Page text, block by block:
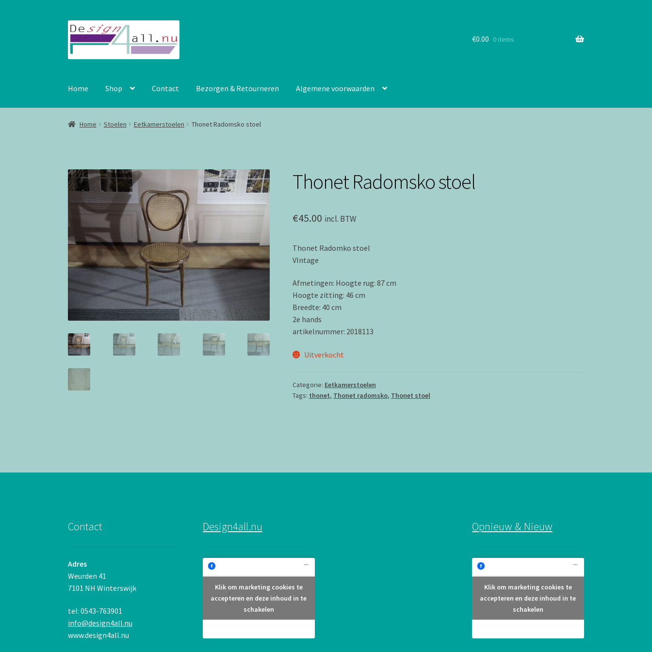
Ga
door
naar
navigatie
Ga
naar
de
inhoud
€0.00 0 items
Home Shop Contact Bezorgen & Retourneren Algemene voorwaarden
Home Stoelen Eetkamerstoelen Thonet Radomsko stoel
Thonet Radomsko stoel
€45.00 incl. BTW
Thonet Radomko stoel
VIntage
Afmetingen: Hoogte rug: 87 cm
Hoogte zitting: 46 cm
Breedte: 40 cm
2e hands
artikelnummer: 2018113
Uitverkocht
Categorie: Eetkamerstoelen
Tags: thonet, Thonet radomsko, Thonet stoel
Contact
Adres
Weurden 41
7101 NH Winterswijk
tel: 0543-763901
info@design4all.nu
www.design4all.nu
Design4all.nu
Design4all.nu
Klik om marketing cookies te
accepteren en deze inhoud in te
schakelen
Opnieuw & Nieuw
Opnieuw & Nieuw
Klik om marketing cookies te
accepteren en deze inhoud in te
schakelen